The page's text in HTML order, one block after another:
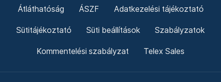
Átláthatóság ÁSZF Adatkezelési tájékoztató
Sütitájékoztató Süti beállítások Szabályzatok
Kommentelési szabályzat Telex Sales